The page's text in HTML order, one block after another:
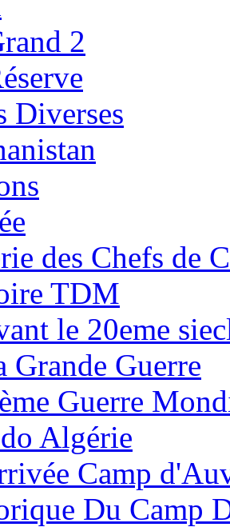
2
Diverses
des Chefs de
TDM
le 20eme
Grande Guerre
Guerre
Algérie
Camp
Du Camp